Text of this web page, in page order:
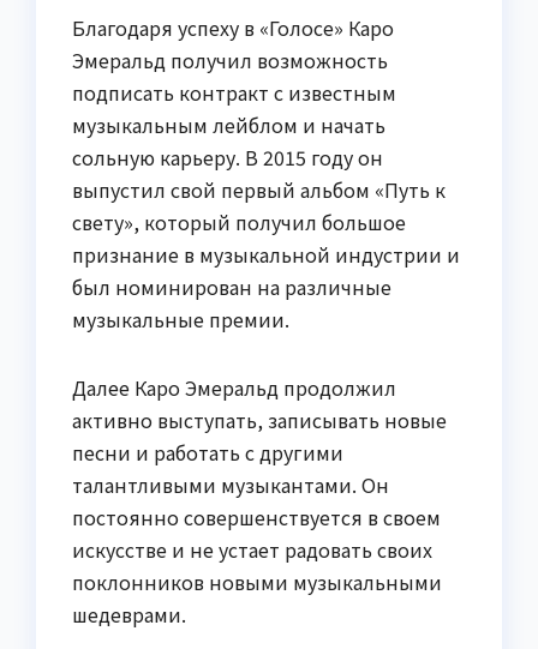
Благодаря успеху в «Голосе» Каро
Эмеральд получил возможность
подписать контракт с известным
музыкальным лейблом и начать
сольную карьеру. В 2015 году он
выпустил свой первый альбом «Путь к
свету», который получил большое
признание в музыкальной индустрии и
был номинирован на различные
музыкальные премии.
Далее Каро Эмеральд продолжил
активно выступать, записывать новые
песни и работать с другими
талантливыми музыкантами. Он
постоянно совершенствуется в своем
искусстве и не устает радовать своих
поклонников новыми музыкальными
шедеврами.